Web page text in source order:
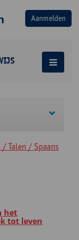
Talen / Spaans
het
tot leven